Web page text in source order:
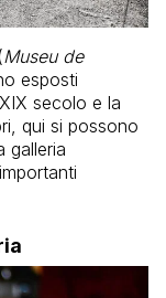
Museu de
esposti
secolo e la
qui si possono
galleria